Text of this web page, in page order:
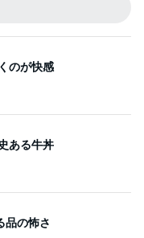
のが快感
ある牛丼
品の怖さ